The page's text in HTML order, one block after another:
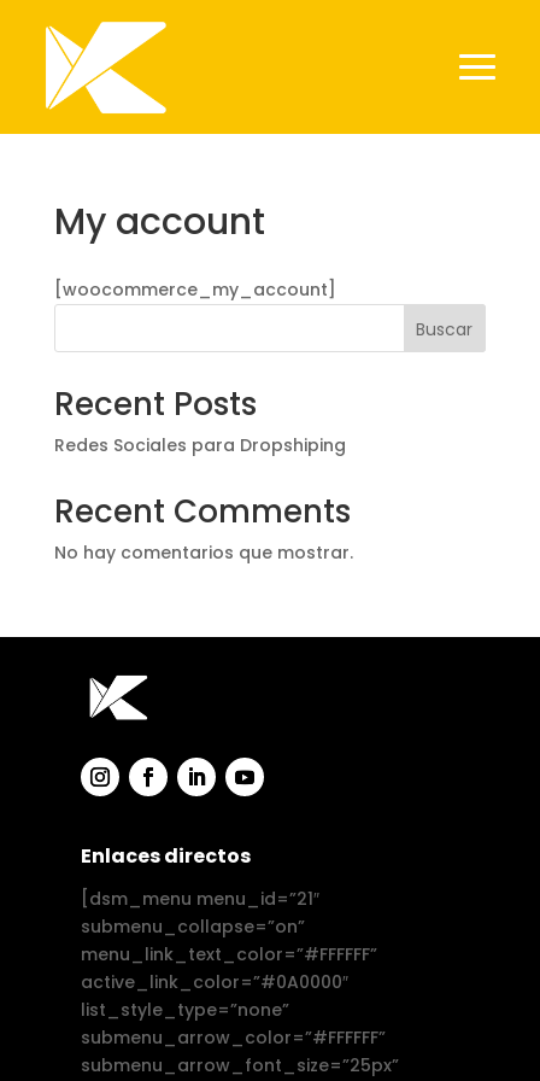
My account
[woocommerce_my_account]
Buscar
Recent Posts
Redes Sociales para Dropshiping
Recent Comments
No hay comentarios que mostrar.
Enlaces directos
[dsm_menu menu_id=”21″
submenu_collapse=”on”
menu_link_text_color=”#FFFFFF”
active_link_color=”#0A0000″
list_style_type=”none”
submenu_arrow_color=”#FFFFFF”
submenu_arrow_font_size=”25px”